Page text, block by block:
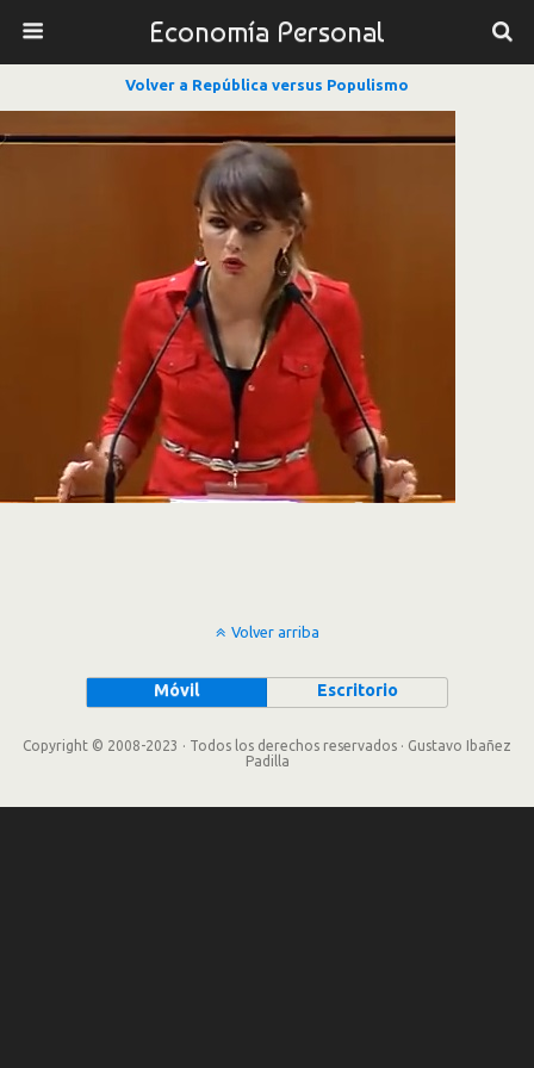
Economía Personal
Volver a República versus Populismo
Volver arriba
Móvil Escritorio
Copyright © 2008-2023 · Todos los derechos reservados · Gustavo Ibañez
Padilla